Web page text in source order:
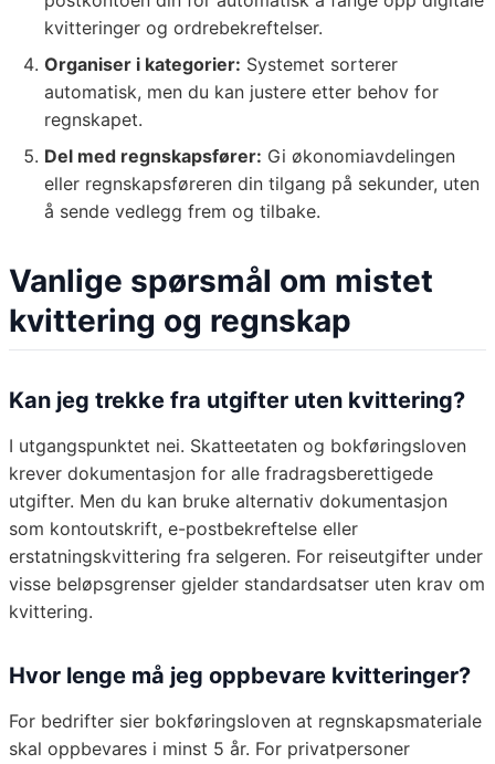
kvitteringer og ordrebekreftelser.
Organiser i kategorier: Systemet sorterer
automatisk, men du kan justere etter behov for
regnskapet.
Del med regnskapsfører: Gi økonomiavdelingen
eller regnskapsføreren din tilgang på sekunder, uten
å sende vedlegg frem og tilbake.
Vanlige spørsmål om mistet
kvittering og regnskap
Kan jeg trekke fra utgifter uten kvittering?
I utgangspunktet nei. Skatteetaten og bokføringsloven
krever dokumentasjon for alle fradragsberettigede
utgifter. Men du kan bruke alternativ dokumentasjon
som kontoutskrift, e-postbekreftelse eller
erstatningskvittering fra selgeren. For reiseutgifter under
visse beløpsgrenser gjelder standardsatser uten krav om
kvittering.
Hvor lenge må jeg oppbevare kvitteringer?
For bedrifter sier bokføringsloven at regnskapsmateriale
skal oppbevares i minst 5 år. For privatpersoner